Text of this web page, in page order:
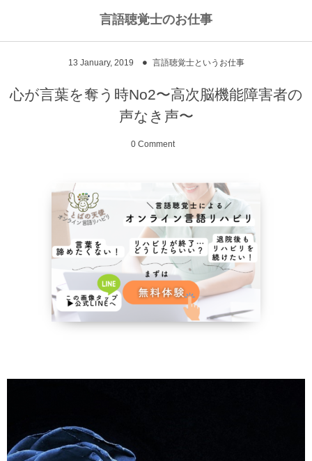
言語聴覚士のお仕事
13 January, 2019 言語聴覚士というお仕事
心が言葉を奪う時No2〜高次脳機能障害者の
声なき声〜
0 Comment
脳に何かがあったとき
NPO法人Reジョブ大阪